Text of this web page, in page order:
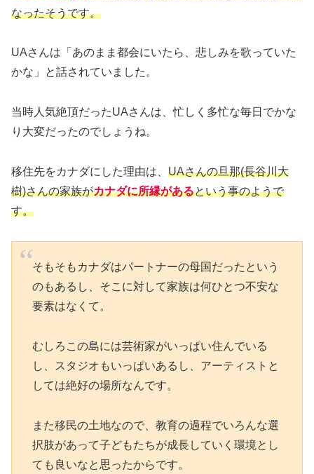
なったそうです。
UAさんは「あのまま都会にいたら、悲しみを歌っていた
かな」と話されていました。
当時人気絶頂だったUAさんは、忙しく多忙な毎日でかな
り大変だったのでしょうね。
移住先をカナダにした理由は、 UAさんの旦那(長谷川大
樹)さんの家族がカナダに所縁があるという事のようで
す。
そもそもカナダはパートナーの母国だったという
のもあるし、そこに対して家族は何ひとつ不安な
要素はなくて。
むしろこの島には芸術家がいっぱい住んでいる
し、スタジオもいっぱいあるし、アーティストと
しては絶好の場所なんです。
また移民の土地なので、教育の過程でいろんな選
択肢があって子どもたちが成長していく環境とし
ても良いなと思ったからです。